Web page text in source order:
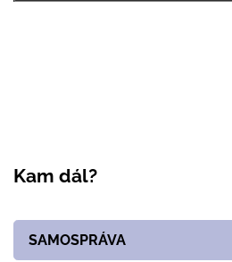
Kam dál?
SAMOSPRÁVA